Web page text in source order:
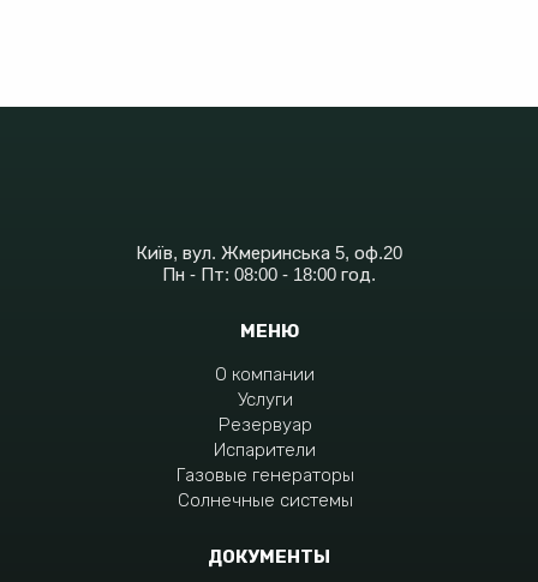
Київ, вул. Жмеринська 5, оф.20
Пн - Пт: 08:00 - 18:00 год.
МЕНЮ
О компании
Услуги
Резервуар
Испарители
Газовые генераторы
Солнечные системы
ДОКУМЕНТЫ